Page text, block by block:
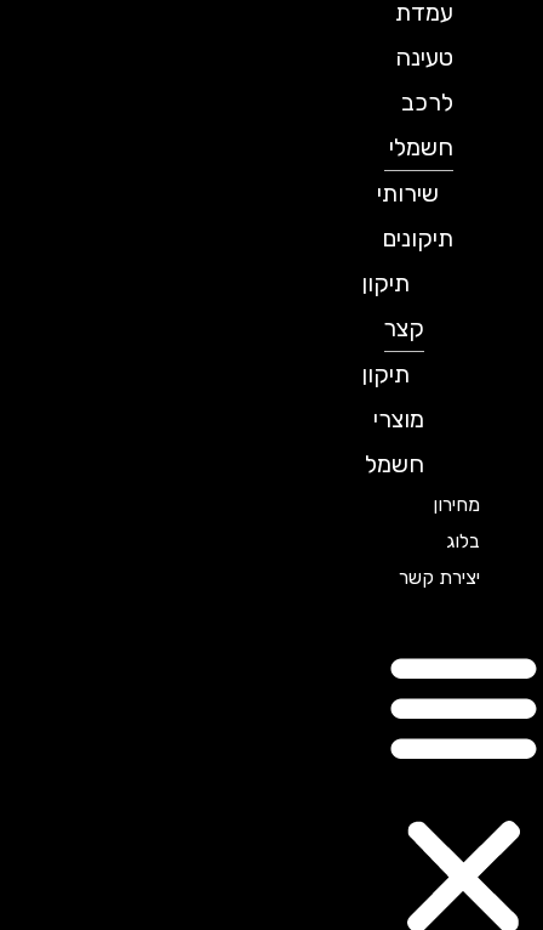
עמדת
טעינה
לרכב
חשמלי
שירותי
תיקונים
תיקון
תיקון
מוצרי
חשמל
מחירון
יצירת קשר